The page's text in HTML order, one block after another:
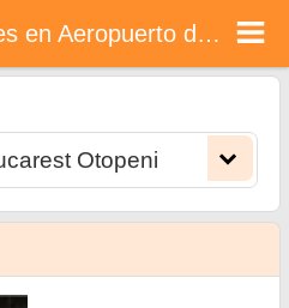
Alquiler de Coches en Aeropuerto de Bucarest Otopeni